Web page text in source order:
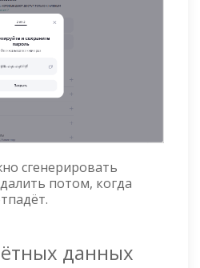
сгенерировать
потом, когда
данных